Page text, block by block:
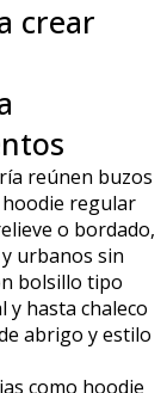
crear
reúnen buzos
hoodie regular
o bordado,
urbanos sin
bolsillo tipo
hasta chaleco
abrigo y estilo
como hoodie